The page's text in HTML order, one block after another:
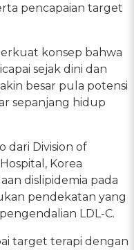
pencapaian target
konsep bahwa
sejak dini dan
besar pula potensi
sepanjang hidup
dari Division of
Korea
dislipidemia pada
pendekatan yang
LDL-C.
target terapi dengan